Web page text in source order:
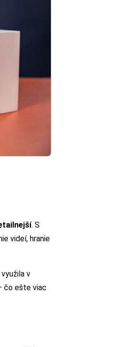
. S
videí, hranie
v
čo ešte viac